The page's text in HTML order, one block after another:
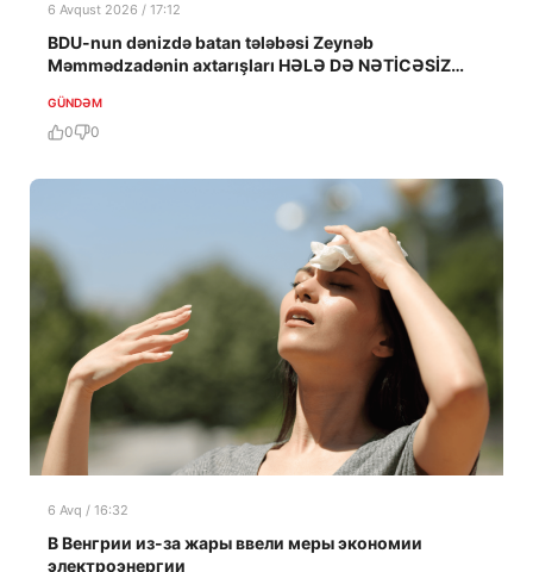
6 Avqust 2026 / 17:12
BDU-nun dənizdə batan tələbəsi Zeynəb
Məmmədzadənin axtarışları HƏLƏ DƏ NƏTİCƏSİZ
GÜNDƏM
0 0
6 Avq / 16:32
В Венгрии из-за жары ввели меры экономии
электроэнергии